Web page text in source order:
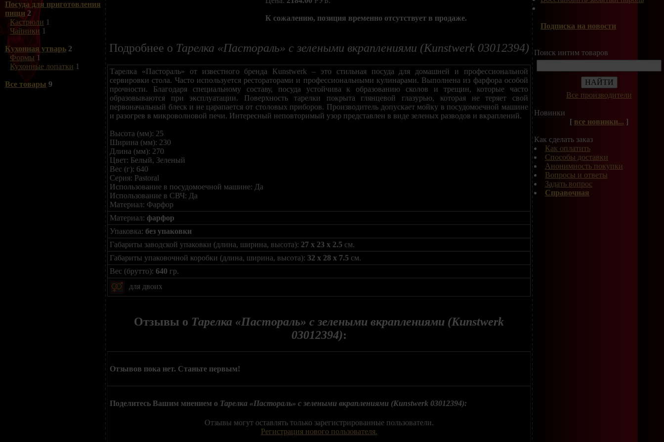
Посуда для приготовления
пищи 2
Кастрюли 1
Чайники 1
Кухонная утварь 2
Формы 1
Кухонные лопатки 1
Все товары 9
К сожалению, позиция временно отсутствует в продаже.
Подробнее о Тарелка «Пастораль» с зелеными вкраплениями (Kunstwerk 03012394)
Тарелка «‎Пастораль»‎ от известного бренда Kunstwerk – это стильная посуда для домашней и профессиональной
сервировки стола. Часто используется рестораторами и профессиональными кулинарами. Выполнена из фарфора особой
прочности. Благодаря специальному составу, посуда устойчива к образованию сколов и трещин, которые часто
образовываются при эксплуатации. Поверхность тарелки покрыта глянцевой глазурью, которая не теряет свой
первоначальный блеск и не царапается от столовых приборов. Производитель допускает мойку в посудомоечной машине
и разогрев в микроволновой печи. Интересный неповторимый узор представлен в виде зеленых разводов и вкраплений.
Высота (мм): 25
Ширина (мм): 230
Длина (мм): 270
Цвет: Белый, Зеленый
Вес (г): 640
Серия: Pastoral
Использование в посудомоечной машине: Да
Использование в СВЧ: Да
Материал: Фарфор
Материал: фарфор
Упаковка: без упаковки
Габариты заводской упаковки (длина, ширина, высота): 27 x 23 x 2.5 см.
Габариты упаковочной коробки (длина, ширина, высота): 32 x 28 x 7.5 см.
Вес (брутто): 640 гр.
для двоих
Отзывы о Тарелка «Пастораль» с зелеными вкраплениями (Kunstwerk
03012394):
Отзывов пока нет. Станьте первым!
Поделитесь Вашим мнением о Тарелка «Пастораль» с зелеными вкраплениями (Kunstwerk 03012394):
Отзывы могут оставлять только зарегистрированные пользователи.
Регистрация нового пользователя.
Подписка на новости
Поиск интим товаров
Все производители
Новинки
[ все новинки... ]
Как сделать заказ
Как оплатить
Способы доставки
Анонимность покупки
Вопросы и ответы
Задать вопрос
Справочная